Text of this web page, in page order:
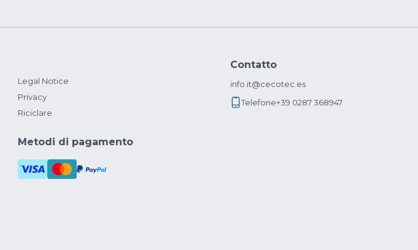
Legal Notice
Privacy
Riciclare
Metodi di pagamento
Contatto
info.it@cecotec.es
Telefone+39 0287 368947